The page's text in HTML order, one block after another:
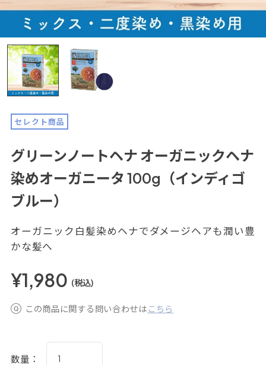
セレクト商品
グリーンノートヘナ オーガニックヘナ
染めオーガニータ 100g（インディゴ
ブルー）
オーガニック白髪染めヘナでダメージヘアも潤い豊
かな髪へ
¥1,980 (税込)
この商品に関する問い合わせは こちら
数量：